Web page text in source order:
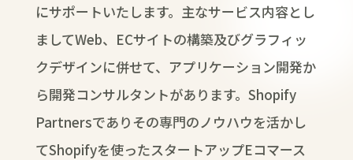
にサポートいたします。主なサービス内容とし
ましてWeb、ECサイトの構築及びグラフィッ
クデザインに併せて、アプリケーション開発か
ら開発コンサルタントがあります。Shopify
Partnersでありその専門のノウハウを活かし
てShopifyを使ったスタートアップEコマース